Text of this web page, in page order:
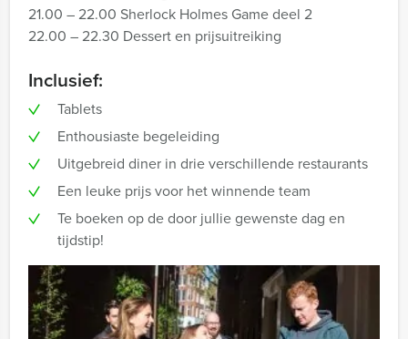
21.00 – 22.00 Sherlock Holmes Game deel 2
22.00 – 22.30 Dessert en prijsuitreiking
Inclusief:
Tablets
Enthousiaste begeleiding
Uitgebreid diner in drie verschillende restaurants
Een leuke prijs voor het winnende team
Te boeken op de door jullie gewenste dag en
tijdstip!